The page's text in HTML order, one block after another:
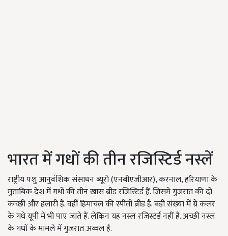
भारत में गधों की तीन रजिस्टिर्ड नस्लें
राष्ट्रीय पशु आनुवंशिक संसाधन ब्यूरो (एनबीएजीआर), करनाल, हरियाणा के
मुताबिक देश में गधों की तीन खास ब्रीड रजिस्टिर्ड हैं. जिसमे गुजरात की दो
कच्छी और हलारी हैं. वहीं हिमाचल की स्पीती ब्रीड है. बड़ी संख्या में ग्रे कलर
के गधे यूपी में भी पाए जाते हैं. लेकिन यह नस्ल रजिस्टर्ड नहीं है. अच्छी नस्ल
के गधों के मामले में गुजरात अव्वल है.